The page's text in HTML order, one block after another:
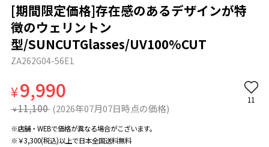
[期間限定価格]存在感のあるデザインが特
徴のウェリントン
型/SUNCUTGlasses/UV100%CUT
ZA262G04-56E1
¥9,990
¥ 11,100 (2026年07月07日時点の価格)
11
※店舗・WEBで価格が異なる場合がこざいます。
※￥3,300(税込)以上で日本全国送料無料